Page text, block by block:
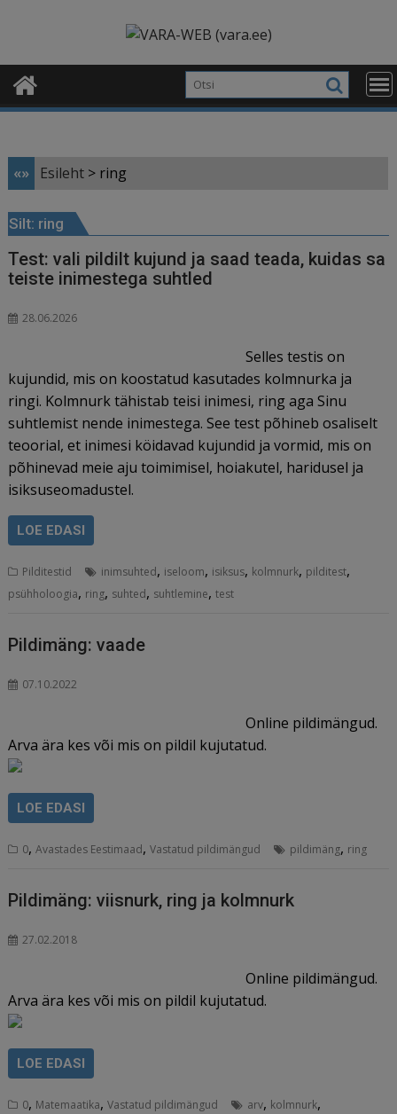
«» Esileht > ring
Silt: ring
Test: vali pildilt kujund ja saad teada, kuidas sa
teiste inimestega suhtled
28.06.2026
Selles testis on
kujundid, mis on koostatud kasutades kolmnurka ja
ringi. Kolmnurk tähistab teisi inimesi, ring aga Sinu
suhtlemist nende inimestega. See test põhineb osaliselt
teoorial, et inimesi köidavad kujundid ja vormid, mis on
põhinevad meie aju toimimisel, hoiakutel, haridusel ja
isiksuseomadustel.
LOE EDASI
Pilditestid inimsuhted, iseloom, isiksus, kolmnurk, pilditest,
psühholoogia, ring, suhted, suhtlemine,test
Pildimäng: vaade
07.10.2022
Online pildimängud.
Arva ära kes või mis on pildil kujutatud.
LOE EDASI
0,Avastades Eestimaad,Vastatud pildimängud pildimäng, ring
Pildimäng: viisnurk, ring ja kolmnurk
27.02.2018
Online pildimängud.
Arva ära kes või mis on pildil kujutatud.
LOE EDASI
0, Matemaatika,Vastatud pildimängud arv, kolmnurk,